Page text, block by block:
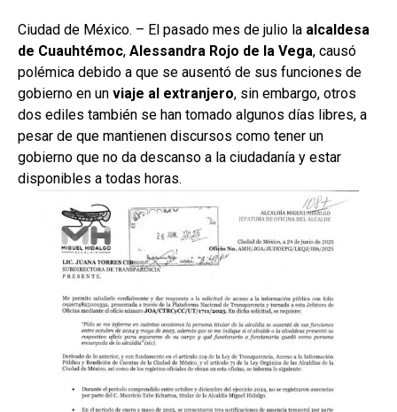
Ciudad de México. – El pasado mes de julio la alcaldesa
de Cuauhtémoc, Alessandra Rojo de la Vega, causó
polémica debido a que se ausentó de sus funciones de
gobierno en un viaje al extranjero, sin embargo, otros
dos ediles también se han tomado algunos días libres, a
pesar de que mantienen discursos como tener un
gobierno que no da descanso a la ciudadanía y estar
disponibles a todas horas.